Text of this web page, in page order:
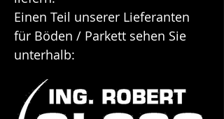
Einen Teil unserer Lieferanten
für Böden / Parkett sehen Sie
unterhalb: